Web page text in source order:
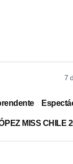
7
MISS CHILE